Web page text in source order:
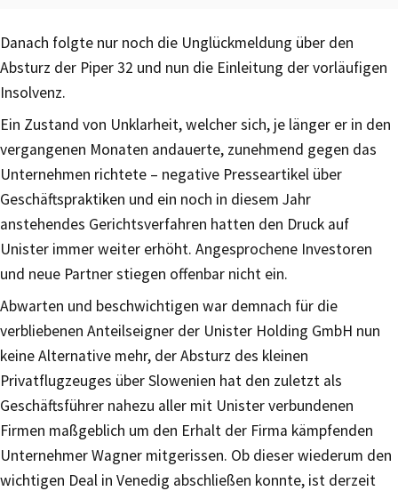
Danach folgte nur noch die Unglückmeldung über den
Absturz der Piper 32 und nun die Einleitung der vorläufigen
Insolvenz.
Ein Zustand von Unklarheit, welcher sich, je länger er in den
vergangenen Monaten andauerte, zunehmend gegen das
Unternehmen richtete – negative Presseartikel über
Geschäftspraktiken und ein noch in diesem Jahr
anstehendes Gerichtsverfahren hatten den Druck auf
Unister immer weiter erhöht. Angesprochene Investoren
und neue Partner stiegen offenbar nicht ein.
Abwarten und beschwichtigen war demnach für die
verbliebenen Anteilseigner der Unister Holding GmbH nun
keine Alternative mehr, der Absturz des kleinen
Privatflugzeuges über Slowenien hat den zuletzt als
Geschäftsführer nahezu aller mit Unister verbundenen
Firmen maßgeblich um den Erhalt der Firma kämpfenden
Unternehmer Wagner mitgerissen. Ob dieser wiederum den
wichtigen Deal in Venedig abschließen konnte, ist derzeit